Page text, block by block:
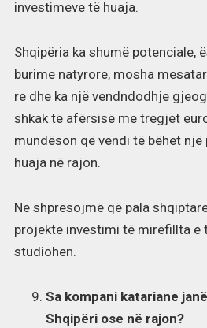
investimeve të huaja.
Shqipëria ka shumë potenciale,
burime natyrore, mosha
re dhe ka një vendndodhje
shkak të afërsisë me tregjet
mundëson që vendi të bëhet
huaja në rajon.
Ne shpresojmë që pala
projekte investimi të mirëfillta e
studiohen.
Sa kompani katariane
Shqipëri ose në rajon?